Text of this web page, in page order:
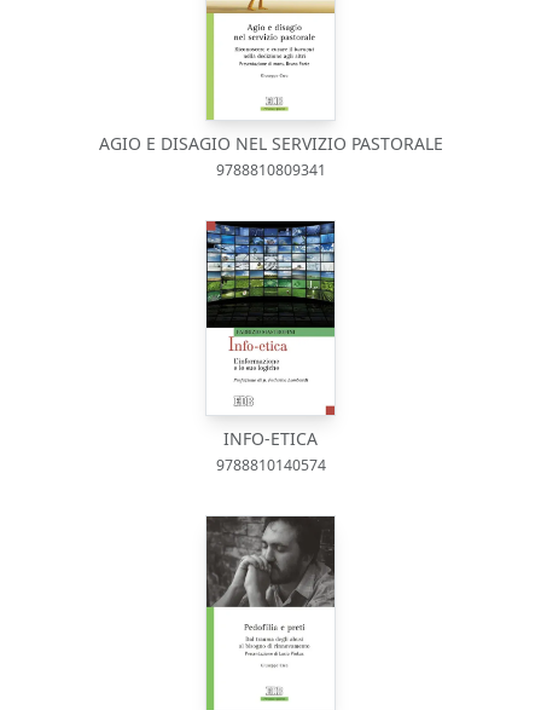
AGIO E DISAGIO NEL SERVIZIO PASTORALE
9788810809341
INFO-ETICA
9788810140574